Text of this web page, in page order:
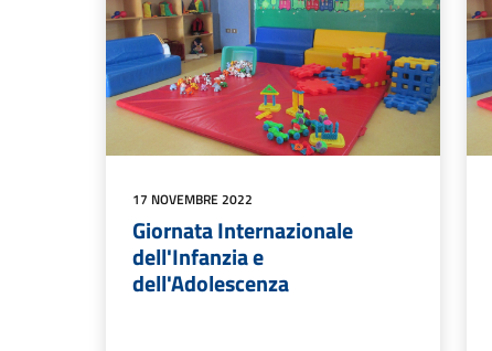
17 NOVEMBRE 2022
Giornata Internazionale
dell'Infanzia e
dell'Adolescenza